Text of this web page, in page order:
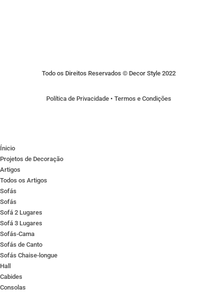
Todo os Direitos Reservados © Decor Style 2022
Política de Privacidade •Termos e Condições
Ínicio
Projetos de Decoração
Artigos
Todos os Artigos
Sofás
Sofás
Sofá 2 Lugares
Sofá 3 Lugares
Sofás-Cama
Sofás de Canto
Sofás Chaise-longue
Hall
Cabides
Consolas